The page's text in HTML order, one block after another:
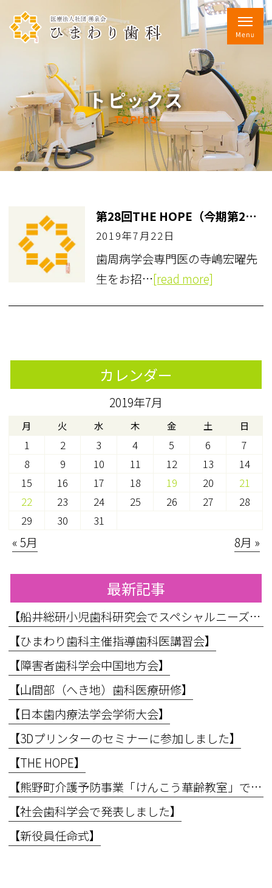
トピックス
TOPICS
第28回THE HOPE（今期第2回）
2019年7月22日
歯周病学会専門医の寺嶋宏曜先
生をお招…[read more]
カレンダー
2019年7月
月 火 水 木 金 土 日
1 2 3 4 5 6
7
8
9 10 11 12 13
14
15
16 17 18 19 20
21
22
23 24 25 26 27
28
29
30 31
« 5月 8月 »
最新記事
【船井総研小児歯科研究会でスペシャルニーズ対応のお話をしてきました】
【ひまわり歯科主催指導歯科医講習会】
【障害者歯科学会中国地方会】
【山間部（へき地）歯科医療研修】
【日本歯内療法学会学術大会】
【3Dプリンターのセミナーに参加しました】
【THE HOPE】
【熊野町介護予防事業「けんこう華齢教室」で講義を行いました】
【社会歯科学会で発表しました】
【新役員任命式】